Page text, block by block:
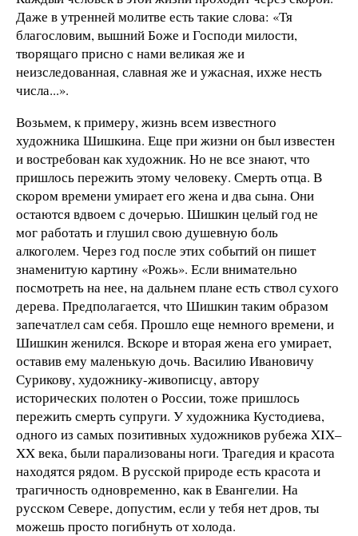
Даже в утренней молитве есть такие слова: «Тя
благословим, вышний Боже и Господи милости,
творящаго присно с нами великая же и
неизследованная, славная же и ужасная, ихже несть
числа...».
Возьмем, к примеру, жизнь всем известного
художника Шишкина. Еще при жизни он был известен
и востребован как художник. Но не все знают, что
пришлось пережить этому человеку. Смерть отца. В
скором времени умирает его жена и два сына. Они
остаются вдвоем с дочерью. Шишкин целый год не
мог работать и глушил свою душевную боль
алкоголем. Через год после этих событий он пишет
знаменитую картину «Рожь». Если внимательно
посмотреть на нее, на дальнем плане есть ствол сухого
дерева. Предполагается, что Шишкин таким образом
запечатлел сам себя. Прошло еще немного времени, и
Шишкин женился. Вскоре и вторая жена его умирает,
оставив ему маленькую дочь. Василию Ивановичу
Сурикову, художнику-живописцу, автору
исторических полотен о России, тоже пришлось
пережить смерть супруги. У художника Кустодиева,
одного из самых позитивных художников рубежа XIX–
XX века, были парализованы ноги. Трагедия и красота
находятся рядом. В русской природе есть красота и
трагичность одновременно, как в Евангелии. На
русском Севере, допустим, если у тебя нет дров, ты
можешь просто погибнуть от холода.